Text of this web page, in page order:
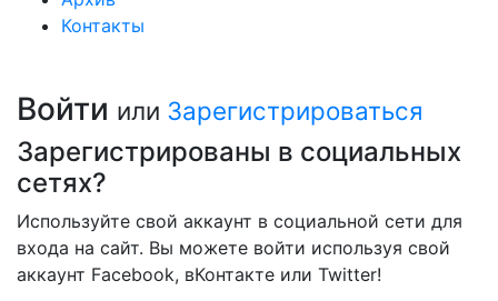
Контакты
Войти или Зарегистрироваться
Зарегистрированы в социальных
сетях?
Используйте свой аккаунт в социальной сети для
входа на сайт. Вы можете войти используя свой
аккаунт Facebook, вКонтакте или Twitter!